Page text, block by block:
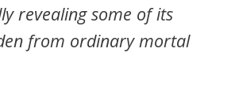
revealing some of its
from ordinary mortal